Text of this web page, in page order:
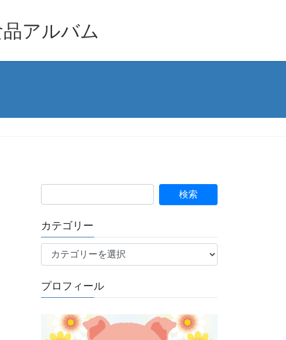
アルバム
カテゴリー
テ
リ
プロフィール